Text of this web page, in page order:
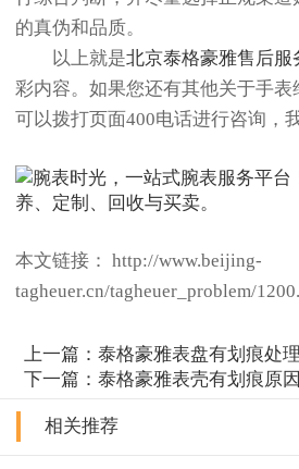
的真伪和品质。
以上就是北京泰格豪雅售后服
彩内容。如果您还有其他关于手表
可以拨打页面400电话进行咨询，
本文链接： http://www.beijing-
tagheuer.cn/tagheuer_problem/
上一篇：泰格豪雅表盘有划痕处
下一篇：泰格豪雅表壳有划痕原
相关推荐